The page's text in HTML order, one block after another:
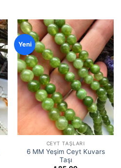
Yeni
CEYT TAŞLARI
6 MM Yeşim Ceyt Kuvars
Taşı